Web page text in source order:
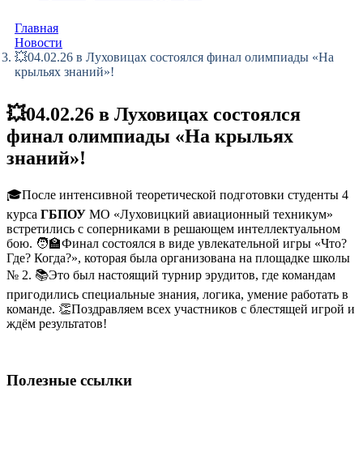
Главная
Новости
💥04.02.26 в Луховицах состоялся финал олимпиады «На
крыльях знаний»!
💥04.02.26 в Луховицах состоялся
финал олимпиады «На крыльях
знаний»!
🎓После интенсивной теоретической подготовки студенты 4
курса ГБПОУ МО «Луховицкий авиационный техникум»
встретились с соперниками в решающем интеллектуальном
бою. 🧑‍🏫Финал состоялся в виде увлекательной игры «Что?
Где? Когда?», которая была организована на площадке школы
№ 2. 📚Это был настоящий турнир эрудитов, где командам
пригодились специальные знания, логика, умение работать в
команде. 👏Поздравляем всех участников с блестящей игрой и
ждём результатов!
Полезные ссылки